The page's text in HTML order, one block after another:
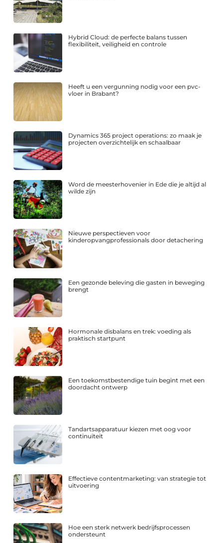
Hybrid Cloud: de perfecte balans tussen
flexibiliteit, veiligheid en controle
Heeft u een vergunning nodig voor een pvc-
vloer in Brabant?
Dynamics 365 project operations: zo maak je
projecten overzichtelijk en schaalbaar
Word de meesterhovenier in Ede die je altijd al
wilde zijn
Nieuwe perspectieven voor
kinderopvangprofessionals door detachering
Een gezonde beleving die gasten in beweging
brengt
Hormonale disbalans en trek: voeding als
praktisch startpunt
Een toekomstbestendige tuin begint met een
doordacht ontwerp
Tandartsapparatuur kiezen met oog voor
continuïteit
Effectieve contentmarketing: van strategie tot
uitvoering
Hoe een sterk netwerk bedrijfsprocessen
ondersteunt